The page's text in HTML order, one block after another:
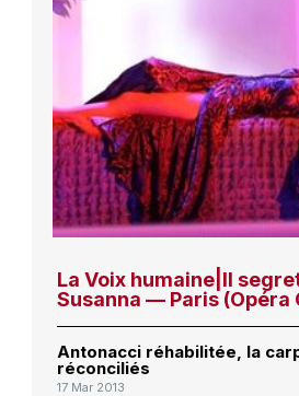
La Voix humaine|Il
Susanna — Paris (Opéra
Antonacci réhabilitée, la
réconciliés
17 Mar 2013